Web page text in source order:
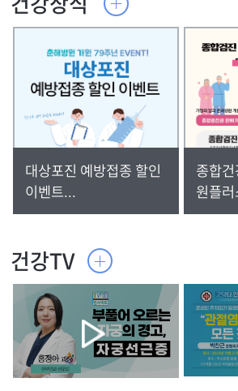
대상포진 예방접종 할인
이벤트...
종합건
원플
건강TV